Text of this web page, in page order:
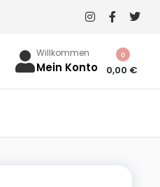
Willkommen
Mein Konto 0,00 €
0